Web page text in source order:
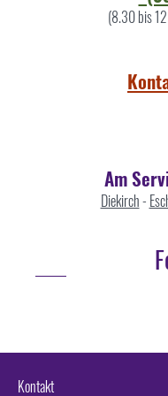
(8.30 bis
Am
Diekirch-
Kontakt